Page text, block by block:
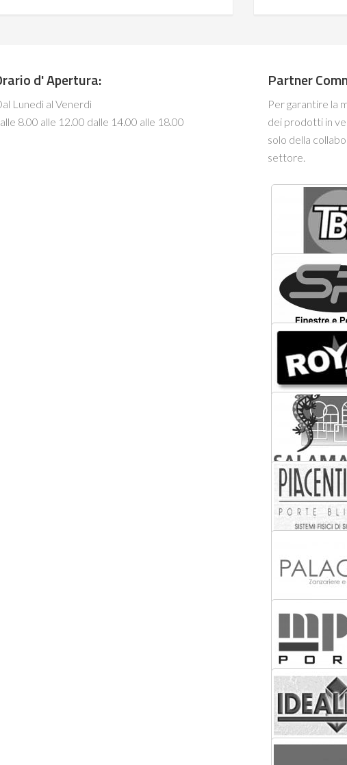
d' Apertura:
Lunedì al Venerdì
8.00 alle 12.00 dalle 14.00 alle 18.00
Partner
Per garantire la
dei prodotti in
solo della
settore.